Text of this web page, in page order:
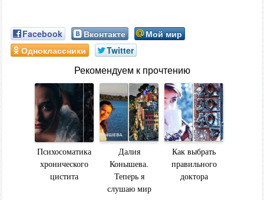
Facebook Вконтакте
Мой мир
Одноклассники
Twitter
Рекомендуем к прочтению
Психосоматика
хронического
цистита
Далия
Конышева.
Теперь я
слушаю мир
Как выбрать
правильного
доктора